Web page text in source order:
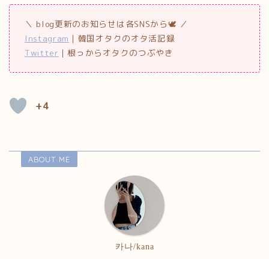
＼ blog更新のお知らせは各SNSから🕊 ／
Instagram ｜韓国オタクのオタ活記録
Twitter ｜根っからオタクのつぶやき
+4
ABOUT ME
카나/kana